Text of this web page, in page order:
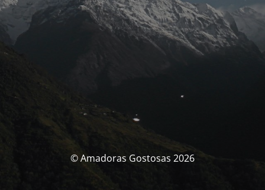
© Amadoras Gostosas 2026